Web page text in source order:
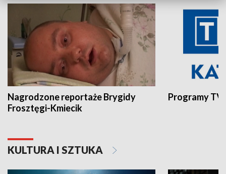
Nagrodzone reportaże Brygidy
Frosztęgi-Kmiecik
Programy
KULTURA I SZTUKA